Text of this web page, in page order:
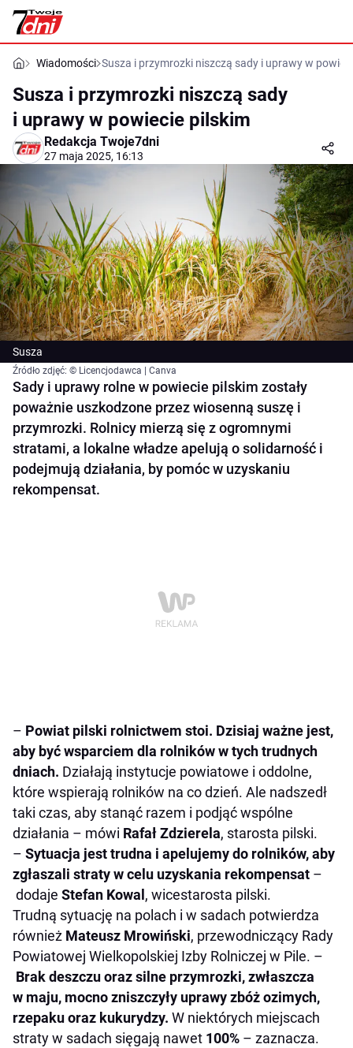
Wiadomości Susza i przymrozki niszczą sady i uprawy w
Susza i przymrozki niszczą sady
i uprawy w powiecie pilskim
Redakcja Twoje7dni
27 maja 2025, 16:13
Susza
Źródło zdjęć: © Licencjodawca | Canva
Sady i uprawy rolne w powiecie pilskim zostały
poważnie uszkodzone przez wiosenną suszę i
przymrozki. Rolnicy mierzą się z ogromnymi
stratami, a lokalne władze apelują o solidarność i
podejmują działania, by pomóc w uzyskaniu
rekompensat.
– Powiat pilski rolnictwem stoi. Dzisiaj ważne jest,
aby być wsparciem dla rolników w tych trudnych
dniach. Działają instytucje powiatowe i oddolne,
które wspierają rolników na co dzień. Ale nadszedł
taki czas, aby stanąć razem i podjąć wspólne
działania – mówi Rafał Zdzierela, starosta pilski.
– Sytuacja jest trudna i apelujemy do rolników, aby
zgłaszali straty w celu uzyskania rekompensat –
dodaje Stefan Kowal , wicestarosta pilski.
Trudną sytuację na polach i w sadach potwierdza
również Mateusz Mrowiński, przewodniczący Rady
Powiatowej Wielkopolskiej Izby Rolniczej w Pile. –
Brak deszczu oraz silne przymrozki, zwłaszcza
w maju, mocno zniszczyły uprawy zbóż ozimych,
rzepaku oraz kukurydzy. W niektórych miejscach
straty w sadach sięgają nawet 100% – zaznacza.